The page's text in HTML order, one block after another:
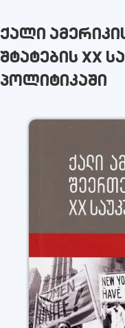
ქალი
შტატების XX
პოლიტიკაში